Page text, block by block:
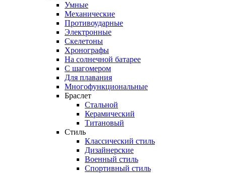
Умные
Механические
Противоударные
Электронные
Скелетоны
Хронографы
На солнечной батарее
С шагомером
Для плавания
Многофункциональные
Браслет
Стальной
Керамический
Титановый
Стиль
Классический стиль
Дизайнерские
Военный стиль
Спортивный стиль